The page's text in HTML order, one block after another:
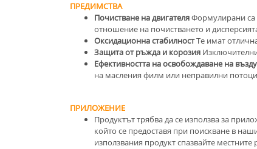
ПРЕДИМСТВА
Почистване на двигателяФормулирани са
отношение на почистването и
Оксидационна стабилностТе имат
Защита от ръжда и корозия
Ефективността на освобождаване на
на масления филм или неправилни
ПРИЛОЖЕНИЕ
Продуктът трябва да се използва за
който се предоставя при поискване в
използвания продукт спазвайте